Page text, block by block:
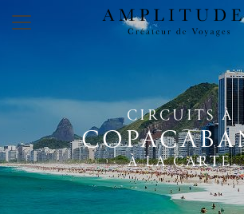
×
CIRCUITS À
À LA CARTE